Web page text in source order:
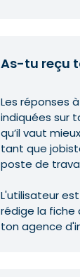
As-tu reçu
Les réponses
indiquées sur
qu’il vaut
tant que
poste de
L'utilisateur
rédige la fiche
ton agence